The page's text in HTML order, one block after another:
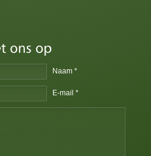
Naam *
E-mail *